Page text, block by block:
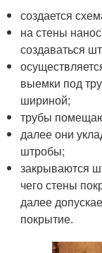
создается
на стены
создаваться
выемки под
шириной;
трубы
далее они
штробы;
закрываются
чего стены
далее
покрытие.